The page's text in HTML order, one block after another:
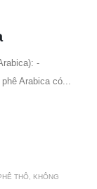
Arabica): -
Arabica có...
THÔ, KHÔNG